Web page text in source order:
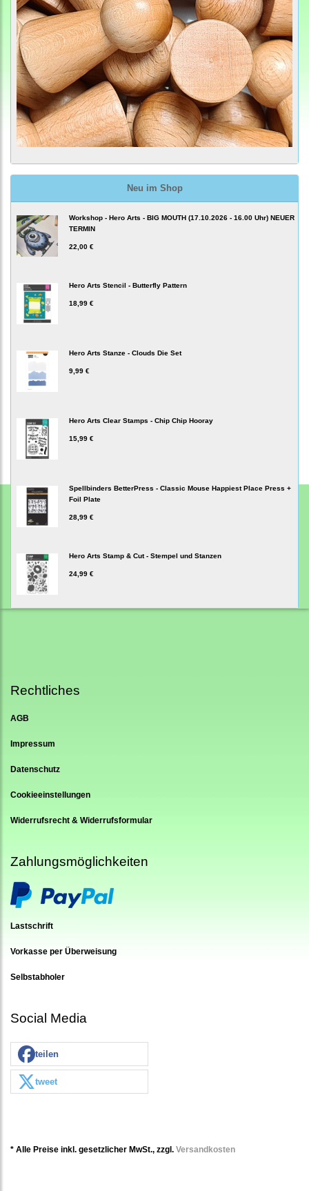
Neu im Shop
Workshop - Hero Arts - BIG MOUTH (17.10.2026 - 16.00 Uhr) NEUER
TERMIN
22,00 €
Hero Arts Stencil - Butterfly Pattern
18,99 €
Hero Arts Stanze - Clouds Die Set
9,99 €
Hero Arts Clear Stamps - Chip Chip Hooray
15,99 €
Spellbinders BetterPress - Classic Mouse Happiest Place Press +
Foil Plate
28,99 €
Hero Arts Stamp & Cut - Stempel und Stanzen
24,99 €
Rechtliches
AGB
Impressum
Datenschutz
Cookieeinstellungen
Widerrufsrecht & Widerrufsformular
Zahlungsmöglichkeiten
Lastschrift
Vorkasse per Überweisung
Selbstabholer
Social Media
teilen
tweet
* Alle Preise inkl. gesetzlicher MwSt., zzgl. Versandkosten